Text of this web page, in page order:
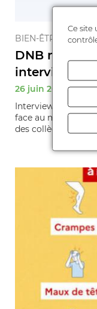
BIEN-ÊTRE DE
DNB
interview de
26 juin 2026
Interview de Yann
face au maintien
des collèges malgré
Ce site